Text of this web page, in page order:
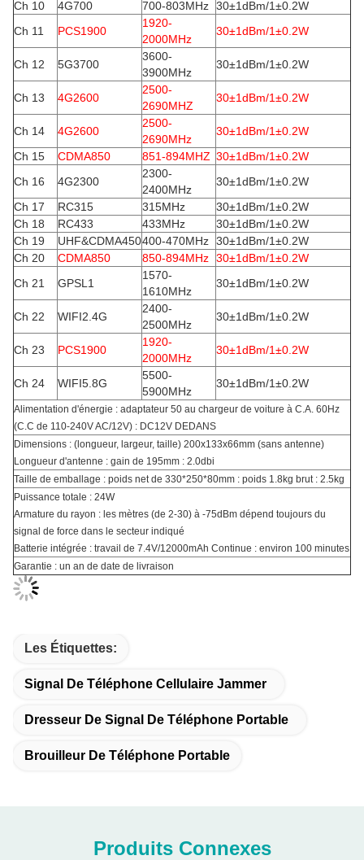
Ch 10 4G700 700-803MHz 30±1dBm/1±0.2W
Ch 11
PCS1900
1920-
2000MHz
30±1dBm/1±0.2W
Ch 12 5G3700
3600-
3900MHz
30±1dBm/1±0.2W
Ch 13 4G2600
2500-
2690MHZ
30±1dBm/1±0.2W
Ch 14 4G2600
2500-
2690MHz
30±1dBm/1±0.2W
Ch 15
CDMA850 851-894MHZ 30±1dBm/1±0.2W
Ch 16
4G2300
2300-
2400MHz
30±1dBm/1±0.2W
Ch 17
RC315 315MHz
30±1dBm/1±0.2W
Ch 18
RC433 433MHz
30±1dBm/1±0.2W
Ch 19
UHF&CDMA450400-470MHz 30±1dBm/1±0.2W
Ch 20
CDMA850 850-894MHz 30±1dBm/1±0.2W
Ch 21
GPSL1
1570-
1610MHz
30±1dBm/1±0.2W
Ch 22 WIFI2.4G
2400-
2500MHz
30±1dBm/1±0.2W
Ch 23 PCS1900
1920-
2000MHz
30±1dBm/1±0.2W
Ch 24 WIFI5.8G
5500-
5900MHz
30±1dBm/1±0.2W
Alimentation d'énergie : adaptateur 50 au chargeur de voiture à C.A. 60Hz
(C.C de 110-240V AC/12V) : DC12V DEDANS
Dimensions : (longueur, largeur, taille) 200x133x66mm (sans antenne)
Longueur d'antenne : gain de 195mm : 2.0dbi
Taille de emballage : poids net de 330*250*80mm : poids 1.8kg brut : 2.5kg
Puissance totale : 24W
Armature du rayon : les mètres (de 2-30) à -75dBm dépend toujours du
signal de force dans le secteur indiqué
Batterie intégrée : travail de 7.4V/12000mAh Continue : environ 100 minutes
Garantie : un an de date de livraison
Les Étiquettes:
Signal De Téléphone Cellulaire Jammer
Dresseur De Signal De Téléphone Portable
Brouilleur De Téléphone Portable
Produits Connexes